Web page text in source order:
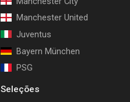
Manchester United
Juventus
Bayern München
PSG
Seleções